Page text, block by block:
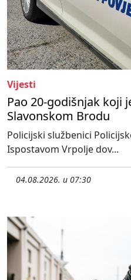
Vijesti
Pao 20-godišnjak koji
Slavonskom Brodu
Policijski službenici
Ispostavom Vrpolje dov...
04.08.2026. u 07:30